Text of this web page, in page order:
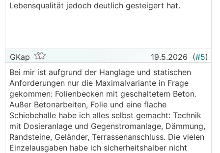
Lebensqualität jedoch deutlich gesteigert hat.
GKap 19.5.2026 (#5)
Bei mir ist aufgrund der Hanglage und statischen
Anforderungen nur die Maximalvariante in Frage
gekommen: Folienbecken mit geschaltetem Beton.
Außer Betonarbeiten, Folie und eine flache
Schiebehalle habe ich alles selbst gemacht: Technik
mit Dosieranlage und Gegenstromanlage, Dämmung,
Randsteine, Geländer, Terrassenanschluss. Die vielen
Einzelausgaben habe ich sicherheitshalber nicht